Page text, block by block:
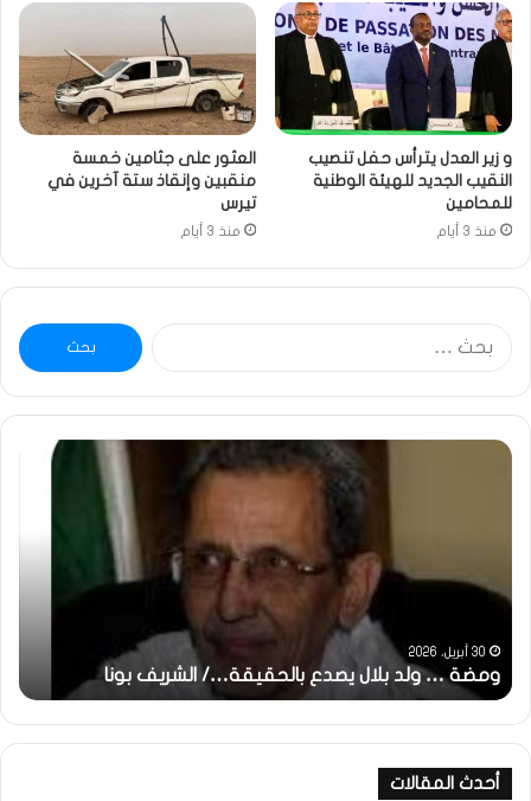
و زير العدل يترأس حفل تنصيب
النقيب الجديد للهيئة الوطنية
للمحامين
منذ 3 أيام
العثور على جثامين خمسة
منقبين وإنقاذ ستة آخرين في
تيرس
منذ 3 أيام
البحث
عن:
الشريف بونا
خاطرة
:
خاصة
لكم
الشيخ
محمد
خاطرة : تحية تقدير خاصة
أحدث المقالات